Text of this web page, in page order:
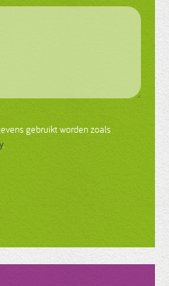
gebruikt worden zoals
.